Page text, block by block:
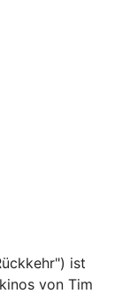
ist
von Tim